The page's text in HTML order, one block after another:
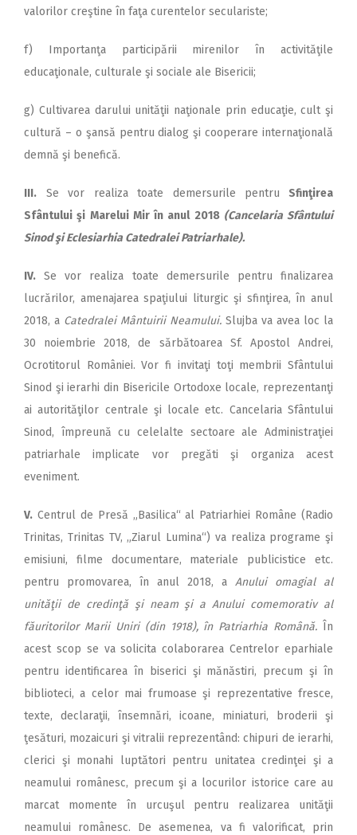
valorilor creştine în faţa curentelor seculariste;
f) Importanţa participării mirenilor în activităţile
educaţionale, culturale şi sociale ale Bisericii;
g) Cultivarea darului unităţii naţionale prin educaţie, cult şi
cultură – o şansă pentru dialog şi cooperare internaţională
demnă şi benefică.
III. Se vor realiza toate demersurile pentru Sfinţirea
Sfântului şi Marelui Mir în anul 2018(Cancelaria Sfântului
Sinod şi Eclesiarhia Catedralei Patriarhale).
IV. Se vor realiza toate demersurile pentru finalizarea
lucrărilor, amenajarea spaţiului liturgic şi sfinţirea, în anul
2018, a Catedralei Mântuirii Neamului. Slujba va avea loc la
30 noiembrie 2018, de sărbătoarea Sf. Apostol Andrei,
Ocrotitorul României. Vor fi invitaţi toţi membrii Sfântului
Sinod şi ierarhi din Bisericile Ortodoxe locale, reprezentanţi
ai autorităţilor centrale şi locale etc. Cancelaria Sfântului
Sinod, împreună cu celelalte sectoare ale Administraţiei
patriarhale implicate vor pregăti şi organiza acest
eveniment.
V. Centrul de Presă „Basilica“ al Patriarhiei Române (Radio
Trinitas, Trinitas TV, „Ziarul Lumina“) va realiza programe şi
emisiuni, filme documentare, materiale publicistice etc.
pentru promovarea, în anul 2018, a Anului omagial al
unităţii de credinţă şi neam şi a Anului comemorativ al
făuritorilor Marii Uniri (din 1918), în Patriarhia Română. În
acest scop se va solicita colaborarea Centrelor eparhiale
pentru identificarea în biserici şi mănăstiri, precum şi în
biblioteci, a celor mai frumoase şi reprezentative fresce,
texte, declaraţii, însemnări, icoane, miniaturi, broderii şi
ţesături, mozaicuri şi vitralii reprezentând: chipuri de ierarhi,
clerici şi monahi luptători pentru unitatea credinţei şi a
neamului românesc, precum şi a locurilor istorice care au
marcat momente în urcuşul pentru realizarea unităţii
neamului românesc. De asemenea, va fi valorificat, prin